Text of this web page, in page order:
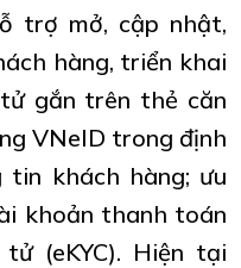
trợ mở, cập nhật,
hàng, triển khai
gắn trên thẻ căn
VNeID trong định
khách hàng; ưu
khoản thanh toán
(eKYC). Hiện tại